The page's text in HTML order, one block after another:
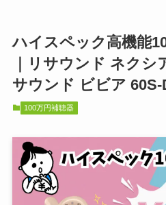
ハイスペック高機能
｜リサウンド ネクシ
サウンド ビビア 60S-
100万円補聴器